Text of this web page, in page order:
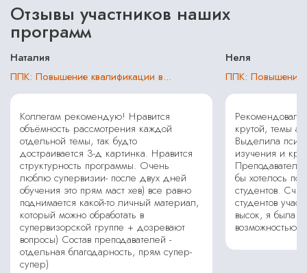
Отзывы участников наших
программ
Наталия
ППК: Повышение квалификации в...
Коллегам рекомендую! Нравится
объёмность рассмотрения каждой
отдельной темы, так будто
достраивается 3-д картинка. Нравится
структурность программы. Очень
люблю супервизии- после двух дней
обучения это прям маст хев) все равно
поднимается какой-то личный материал,
который можно обработать в
супервизорской группе + дозревают
вопросы) Состав преподавателей -
отдельная благодарность, прям супер-
супер)
Неля
ППК: Повышение
крутой, темы
Выделила
изучения и
бы хотелось
студентов.
студентов
высок, я была
возможностью